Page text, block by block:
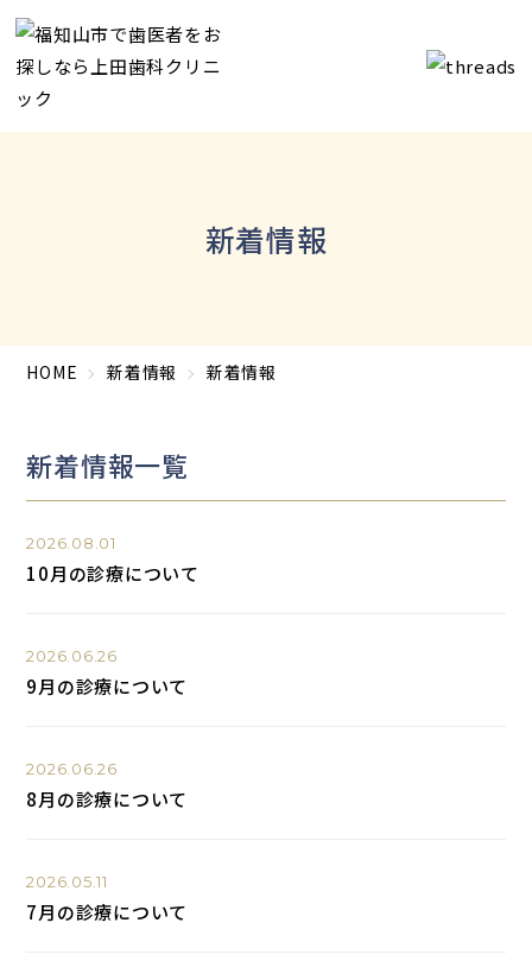
新着情報
HOME 新着情報 新着情報
新着情報一覧
2026.08.01
10月の診療について
2026.06.26
9月の診療について
2026.06.26
8月の診療について
2026.05.11
7月の診療について